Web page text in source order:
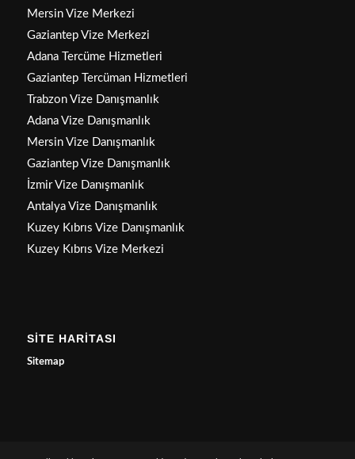
Mersin Vize Merkezi
Gaziantep Vize Merkezi
Adana Tercüme Hizmetleri
Gaziantep Tercüman Hizmetleri
Trabzon Vize Danışmanlık
Adana Vize Danışmanlık
Mersin Vize Danışmanlık
Gaziantep Vize Danışmanlık
İzmir Vize Danışmanlık
Antalya Vize Danışmanlık
Kuzey Kıbrıs Vize Danışmanlık
Kuzey Kıbrıs Vize Merkezi
SİTE HARİTASI
Sitemap